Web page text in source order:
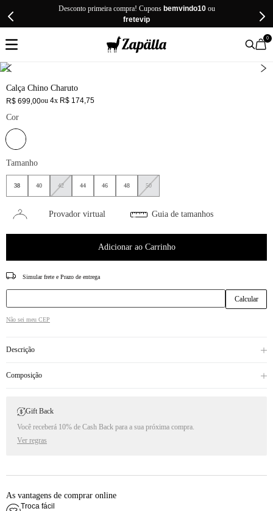
Desconto primeira compra! Cupons bemvindo10ou
fretevip
0
Calça Chino Charuto
R$ 699,00ou 4x R$ 174,75
Cor
Tamanho
38 40 42 44 46 48 50
Provador virtual Guia de tamanhos
Adicionar ao Carrinho
CEP
Não sei meu CEP
Descrição
Composição
Gift Back
Você receberá 10% de Cash Back para a sua próxima compra.
Ver regras
As vantagens de comprar online
Troca fácil